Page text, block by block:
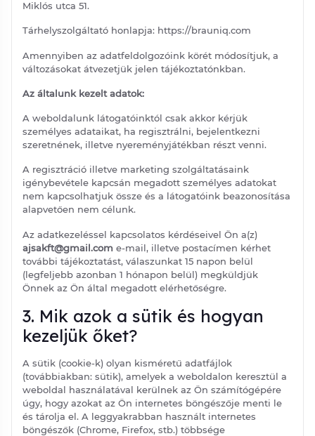
Miklós utca 51.
Tárhelyszolgáltató honlapja: https://brauniq.com
Amennyiben az adatfeldolgozóink körét módosítjuk, a
változásokat átvezetjük jelen tájékoztatónkban.
Az általunk kezelt adatok:
A weboldalunk látogatóinktól csak akkor kérjük
személyes adataikat, ha regisztrálni, bejelentkezni
szeretnének, illetve nyereményjátékban részt venni.
A regisztráció illetve marketing szolgáltatásaink
igénybevétele kapcsán megadott személyes adatokat
nem kapcsolhatjuk össze és a látogatóink beazonosítása
alapvetően nem célunk.
Az adatkezeléssel kapcsolatos kérdéseivel Ön a(z)
ajsakft@gmail.com e-mail, illetve postacímen kérhet
további tájékoztatást, válaszunkat 15 napon belül
(legfeljebb azonban 1 hónapon belül) megküldjük
Önnek az Ön által megadott elérhetőségre.
3. Mik azok a sütik és hogyan
kezeljük őket?
A sütik (cookie-k) olyan kisméretű adatfájlok
(továbbiakban: sütik), amelyek a weboldalon keresztül a
weboldal használatával kerülnek az Ön számítógépére
úgy, hogy azokat az Ön internetes böngészője menti le
és tárolja el. A leggyakrabban használt internetes
böngészők (Chrome, Firefox, stb.) többsége